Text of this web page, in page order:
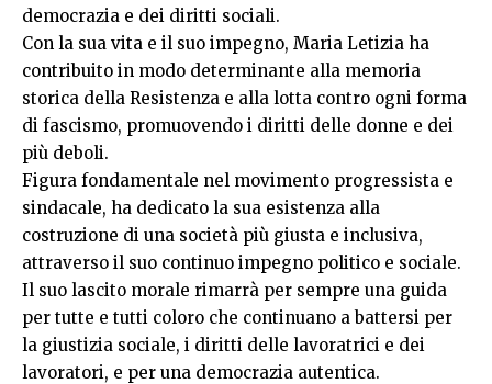
democrazia e dei diritti sociali.
Con la sua vita e il suo impegno, Maria Letizia ha
contribuito in modo determinante alla memoria
storica della Resistenza e alla lotta contro ogni forma
di fascismo, promuovendo i diritti delle donne e dei
più deboli.
Figura fondamentale nel movimento progressista e
sindacale, ha dedicato la sua esistenza alla
costruzione di una società più giusta e inclusiva,
attraverso il suo continuo impegno politico e sociale.
Il suo lascito morale rimarrà per sempre una guida
per tutte e tutti coloro che continuano a battersi per
la giustizia sociale, i diritti delle lavoratrici e dei
lavoratori, e per una democrazia autentica.